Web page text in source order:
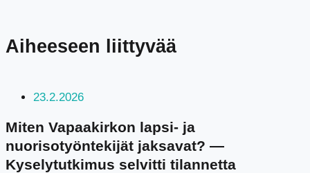
Aiheeseen liittyvää
23.2.2026
Miten Vapaakirkon lapsi- ja
nuorisotyöntekijät jaksavat? —
Kyselytutkimus selvitti tilannetta